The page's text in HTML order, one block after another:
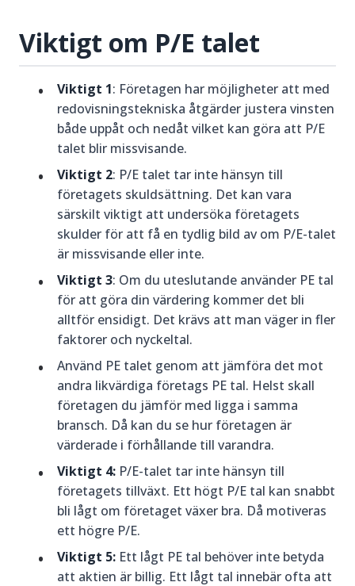
Viktigt om P/E talet
Viktigt 1: Företagen har möjligheter att med
redovisningstekniska åtgärder justera vinsten
både uppåt och nedåt vilket kan göra att P/E
talet blir missvisande.
Viktigt 2: P/E talet tar inte hänsyn till
företagets skuldsättning. Det kan vara
särskilt viktigt att undersöka företagets
skulder för att få en tydlig bild av om P/E-talet
är missvisande eller inte.
Viktigt 3: Om du uteslutande använder PE tal
för att göra din värdering kommer det bli
alltför ensidigt. Det krävs att man väger in fler
faktorer och nyckeltal.
Använd PE talet genom att jämföra det mot
andra likvärdiga företags PE tal. Helst skall
företagen du jämför med ligga i samma
bransch. Då kan du se hur företagen är
värderade i förhållande till varandra.
Viktigt 4: P/E-talet tar inte hänsyn till
företagets tillväxt. Ett högt P/E tal kan snabbt
bli lågt om företaget växer bra. Då motiveras
ett högre P/E.
Viktigt 5: Ett lågt PE tal behöver inte betyda
att aktien är billig. Ett lågt tal innebär ofta att